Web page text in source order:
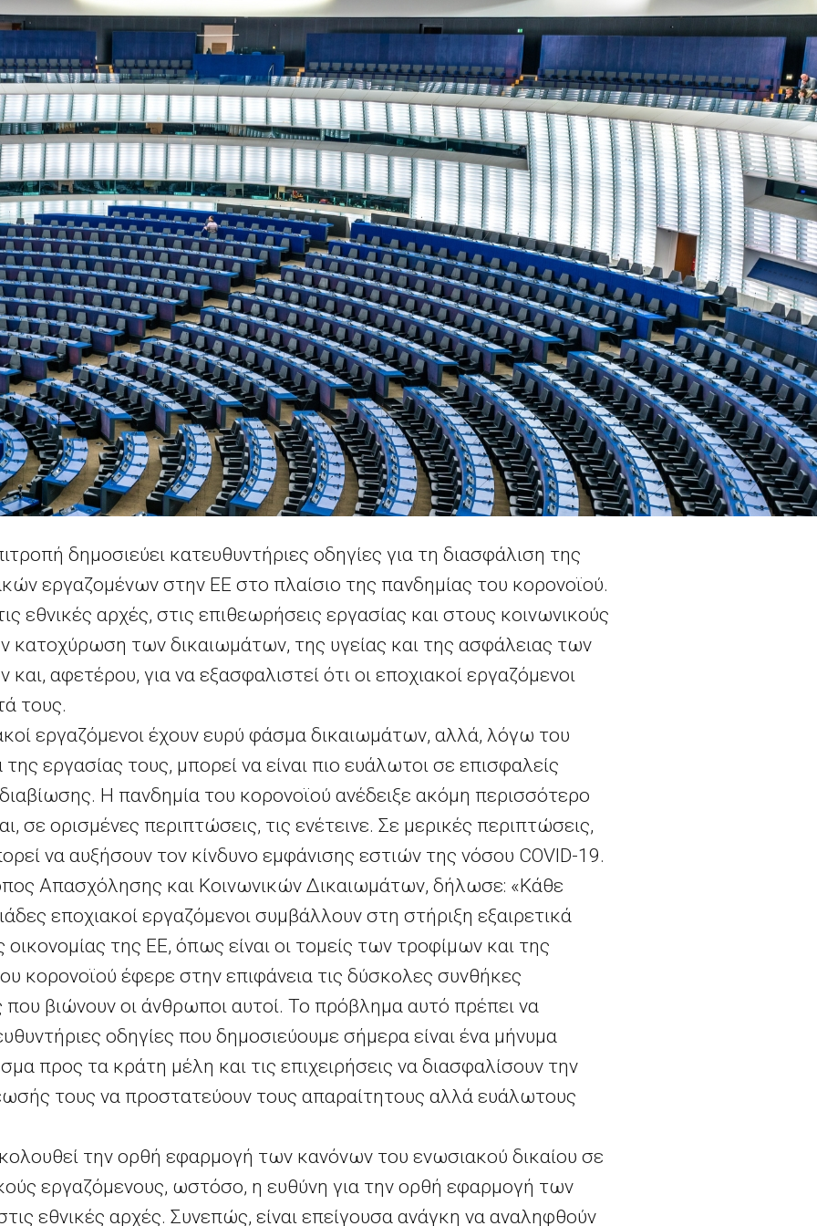
δημοσιεύει κατευθυντήριες οδηγίες για τη διασφάλιση της
εργαζομένων στην ΕΕ στο πλαίσιο της πανδημίας του κορονοϊού.
εθνικές αρχές, στις επιθεωρήσεις εργασίας και στους κοινωνικούς
κατοχύρωση των δικαιωμάτων, της υγείας και της ασφάλειας των
αφετέρου, για να εξασφαλιστεί ότι οι εποχιακοί εργαζόμενοι
τους.
εργαζόμενοι έχουν ευρύ φάσμα δικαιωμάτων, αλλά, λόγω του
εργασίας τους, μπορεί να είναι πιο ευάλωτοι σε επισφαλείς
Η πανδημία του κορονοϊού ανέδειξε ακόμη περισσότερο
σε ορισμένες περιπτώσεις, τις ενέτεινε. Σε μερικές περιπτώσεις,
να αυξήσουν τον κίνδυνο εμφάνισης εστιών της νόσου COVID-19.
Απασχόλησης και Κοινωνικών Δικαιωμάτων, δήλωσε: «Κάθε
εποχιακοί εργαζόμενοι συμβάλλουν στη στήριξη εξαιρετικά
της ΕΕ, όπως είναι οι τομείς των τροφίμων και της
κορονοϊού έφερε στην επιφάνεια τις δύσκολες συνθήκες
που βιώνουν οι άνθρωποι αυτοί. Το πρόβλημα αυτό πρέπει να
οδηγίες που δημοσιεύουμε σήμερα είναι ένα μήνυμα
προς τα κράτη μέλη και τις επιχειρήσεις να διασφαλίσουν την
τους να προστατεύουν τους απαραίτητους αλλά ευάλωτους
την ορθή εφαρμογή των κανόνων του ενωσιακού δικαίου σε
εργαζόμενους, ωστόσο, η ευθύνη για την ορθή εφαρμογή των
εθνικές αρχές. Συνεπώς, είναι επείγουσα ανάγκη να αναληφθούν